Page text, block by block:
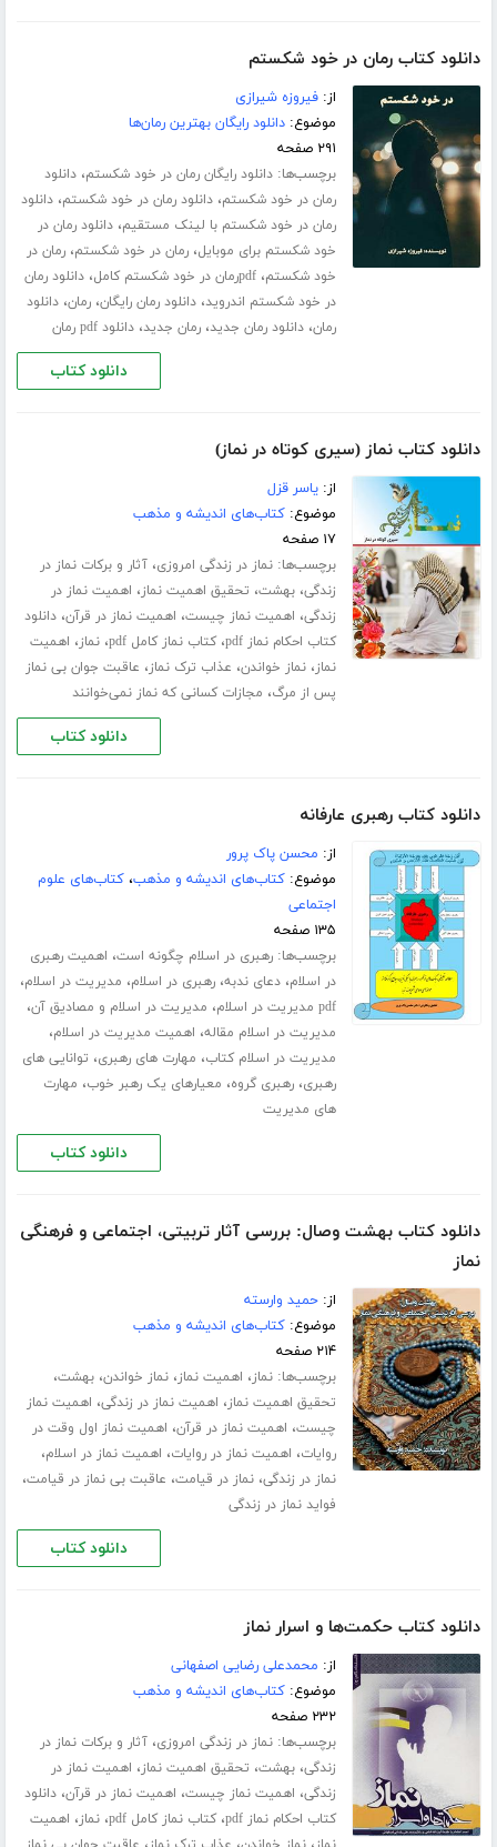
دانلود کتاب رمان در خود شکستم
از:فیروزه شیرازی
موضوع:دانلود رایگان بهترین رمان‌ها
۲۹۱ صفحه
برچسب‌ها:دانلود رایگان رمان در خود شکستم،دانلود
رمان در خود شکستم،دانلود رمان در خود شکستم،دانلود
رمان در خود شکستم با لینک مستقیم،دانلود رمان در
خود شکستم برای موبایل،رمان در خود شکستم،رمان در
خود شکستم،pdfرمان در خود شکستم کامل ،دانلود رمان
در خود شکستم اندروید،دانلود رمان رایگان،رمان،دانلود
رمان،دانلود رمان جدید،رمان جدید،دانلود pdf رمان
دانلود کتاب
دانلود کتاب نماز (سیری کوتاه در نماز)
از:یاسر قزل
موضوع:کتاب‌های اندیشه و مذهب
۱۷ صفحه
برچسب‌ها:نماز در زندگی امروزی،آثار و برکات نماز در
زندگی،بهشت، تحقیق اهمیت نماز، اهمیت نماز در
زندگی، اهمیت نماز چیست، اهمیت نماز در قرآن،دانلود
کتاب احکام نماز pdf
،کتاب نماز کامل pdf ،نماز، اهمیت
نماز،نماز خواندن، عذاب ترک نماز، عاقبت جوان بی نماز
پس از مرگ، مجازات کسانی که نماز نمی‌خوانند
دانلود کتاب
دانلود کتاب رهبری عارفانه
از: محسن پاک پرور
موضوع:کتاب‌های اندیشه و مذهب،کتاب‌های علوم
اجتماعی
۱۳۵ صفحه
برچسب‌ها:رهبری در اسلام چگونه است، اهمیت رهبری
در اسلام،دعای ندبه،رهبری در اسلام، مدیریت در اسلام،
pdf مدیریت در اسلام ، مدیریت در اسلام و مصادیق آن،
مدیریت در اسلام مقاله، اهمیت مدیریت در اسلام،
مدیریت در اسلام کتاب، مهارت های رهبری، توانایی های
رهبری،رهبری گروه، معیارهای یک رهبر خوب، مهارت
های مدیریت
دانلود کتاب
دانلود کتاب بهشت وصال: بررسی آثار تربیتی، اجتماعی و فرهنگی
نماز
از:حمید وارسته
موضوع:کتاب‌های اندیشه و مذهب
۲۱۴ صفحه
برچسب‌ها:نماز، اهمیت نماز،نماز خواندن،بهشت،
تحقیق اهمیت نماز، اهمیت نماز در زندگی، اهمیت نماز
چیست، اهمیت نماز در قرآن، اهمیت نماز اول وقت در
روایات، اهمیت نماز در روایات، اهمیت نماز در اسلام،
نماز در زندگی،نماز در قیامت، عاقبت بی نماز در قیامت،
فواید نماز در زندگی
دانلود کتاب
دانلود کتاب حکمت‌ها و اسرار نماز
از: محمدعلی رضایی اصفهانی
موضوع:کتاب‌های اندیشه و مذهب
۲۳۲ صفحه
برچسب‌ها:نماز در زندگی امروزی،آثار و برکات نماز در
زندگی،بهشت، تحقیق اهمیت نماز، اهمیت نماز در
زندگی، اهمیت نماز چیست، اهمیت نماز در قرآن،دانلود
کتاب احکام نماز pdf
،کتاب نماز کامل pdf ،نماز، اهمیت